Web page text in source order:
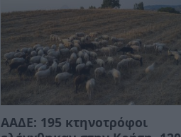
ΑΑΔΕ: 195 κτηνοτρόφοι